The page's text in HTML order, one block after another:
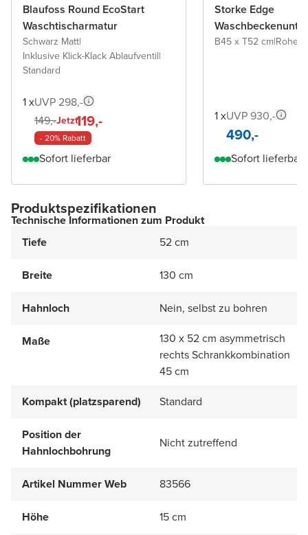
Blaufoss Round EcoStart
Waschtischarmatur
Schwarz Matt|
Inklusive Klick-Klack Ablaufventil|
Standard
1 xUVP 298,-
149,-Jetzt119,-
- 20% Rabatt
Sofort lieferbar
Storke Edge
B45 x T52 cm|Rohe
1 xUVP 930,-
490,-
Sofort lieferbar
Produktspezifikationen
Technische Informationen zum Produkt
Tiefe
52 cm
Breite 130 cm
Hahnloch Nein, selbst zu bohren
Maße
130 x 52 cm asymmetrisch
rechts Schrankkombination
45 cm
Kompakt (platzsparend)
Standard
Position der
Hahnlochbohrung
Nicht zutreffend
Artikel Nummer Web 83566
Höhe 15 cm